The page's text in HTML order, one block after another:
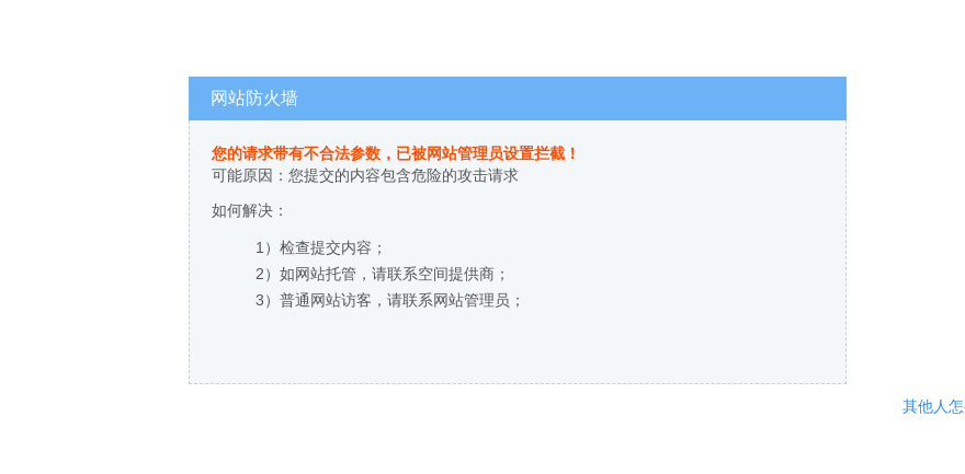
网站防火墙
您的请求带有不合法参数，已被网站管理员设置拦截！
可能原因：您提交的内容包含危险的攻击请求
如何解决：
1）检查提交内容；
2）如网站托管，请联系空间提供商；
3）普通网站访客，请联系网站管理员；
其他人